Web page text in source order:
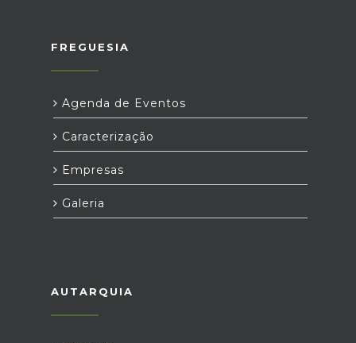
FREGUESIA
Agenda de Eventos
Caracterização
Empresas
Galeria
AUTARQUIA